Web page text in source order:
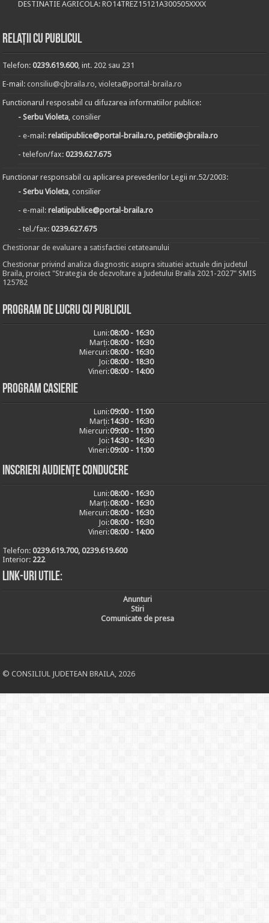
DESTINATIE AGRICOLA: RO14TREZ15121A300505XXXX
Relații cu publicul
Telefon:0239.619.600, int. 202 sau 231
E-mail:consiliu@cjbraila.ro,violeta@portal-braila.ro
Functionarul resposabil cu difuzarea informatiilor publice:
- Serbu Violeta, consilier
- e-mail:relatiipublice@portal-braila.ro, petitii@cjbraila.ro
- telefon/fax:0239.627.675
Functionar responsabil cu aplicarea prevederilor Legii nr.52/2003:
- Serbu Violeta, consilier
- e-mail:relatiipublice@portal-braila.ro
- tel./fax:0239.627.675
Chestionar de evaluare a satisfactiei cetateanului
Chestionar privind analiza diagnostic asupra situatiei actuale din judetul
Braila, proiect "Strategia de dezvoltare a Judetului Braila 2021-2027" SMIS
125782
Program de lucru cu publicul
Luni:08:00 - 16:30
Marți:08:00 - 16:30
Miercuri:08:00 - 16:30
Joi:08:00 - 18:30
Vineri:08:00 - 14:00
Program casierie
Luni:09:00 - 11:00
Marți:14:30 - 16:30
Miercuri:09:00 - 11:00
Joi:14:30 - 16:30
Vineri:09:00 - 11:00
Inscrieri audiențe conducere
Luni:08:00 - 16:30
Marți:08:00 - 16:30
Miercuri:08:00 - 16:30
Joi:08:00 - 16:30
Vineri:08:00 - 14:00
Telefon:0239.619.700, 0239.619.600
Interior: 222
Link-uri utile:
Anunturi
Stiri
Comunicate de presa
© CONSILIUL JUDETEAN BRAILA, 2026